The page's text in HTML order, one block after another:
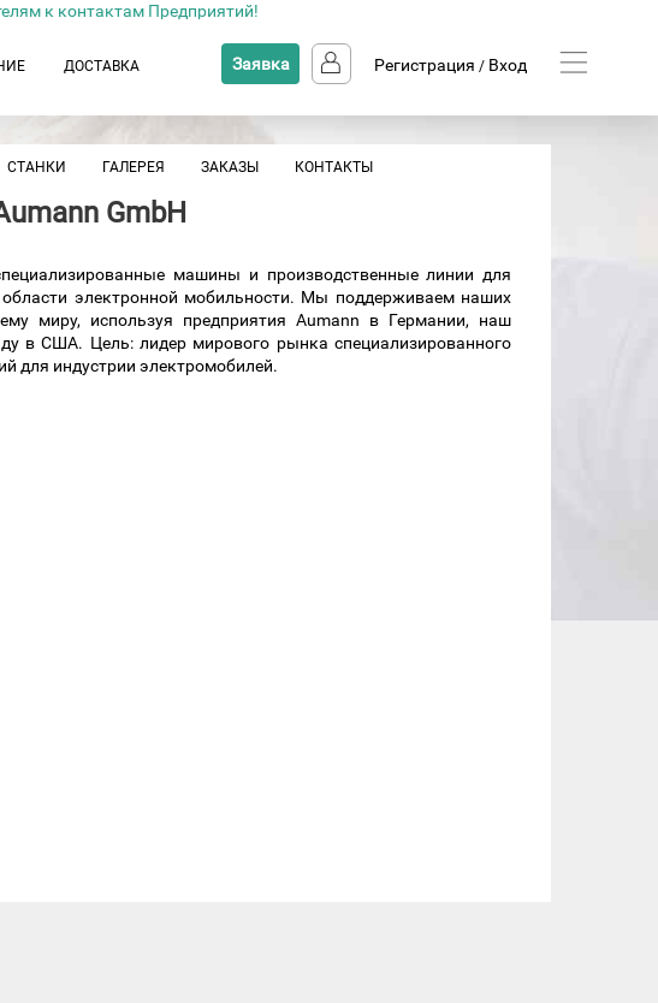
к контактам Предприятий!
ДОСТАВКА Заявка Регистрация / Вход
СТАНКИ ГАЛЕРЕЯ ЗАКАЗЫ КОНТАКТЫ
GmbH
машины и производственные линии для
электронной мобильности. Мы поддерживаем наших
миру, используя предприятия Aumann в Германии, наш
в США. Цель: лидер мирового рынка специализированного
для индустрии электромобилей.